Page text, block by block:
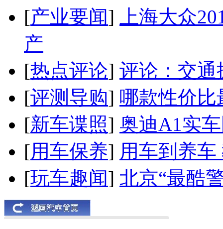
[产业要闻]
上海大众
产
[热点评论] 评论：交通
[评测导购] 哪款性价比
[新车谍照] 奥迪A1实
[用车保养] 用车到养
[玩车趣闻] 北京“最酷